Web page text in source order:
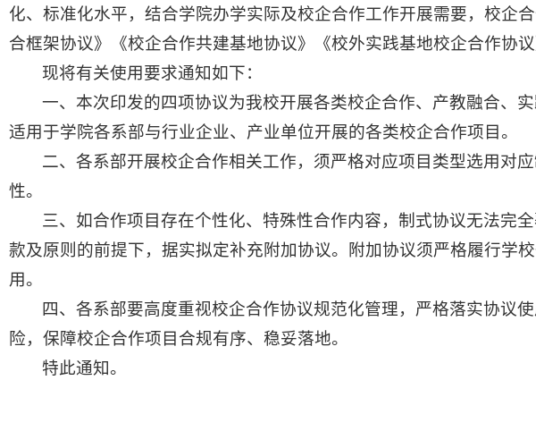
化、标准化水平，结合学院办学实际及校企合作工作开展需要，校企
合框架协议》《校企合作共建基地协议》《校外实践基地校企合作协
现将有关使用要求通知如下：
一、本次印发的四项协议为我校开展各类校企合作、产教融合、
适用于学院各系部与行业企业、产业单位开展的各类校企合作项目。
二、各系部开展校企合作相关工作，须严格对应项目类型选用对
性。
三、如合作项目存在个性化、特殊性合作内容，制式协议无法完
款及原则的前提下，据实拟定补充附加协议。附加协议须严格履行学
用。
四、各系部要高度重视校企合作协议规范化管理，严格落实协议
险，保障校企合作项目合规有序、稳妥落地。
特此通知。